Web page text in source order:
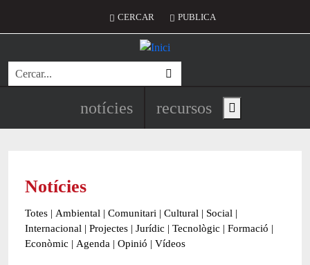
Menú del compte d'usuari
CERCAR PUBLICA
Cerca
Navegació principal de
notícies recursos Show main menu
Notícies
Totes | Ambiental | Comunitari | Cultural | Social |
Internacional | Projectes | Jurídic | Tecnològic | Formació |
Econòmic | Agenda | Opinió | Vídeos